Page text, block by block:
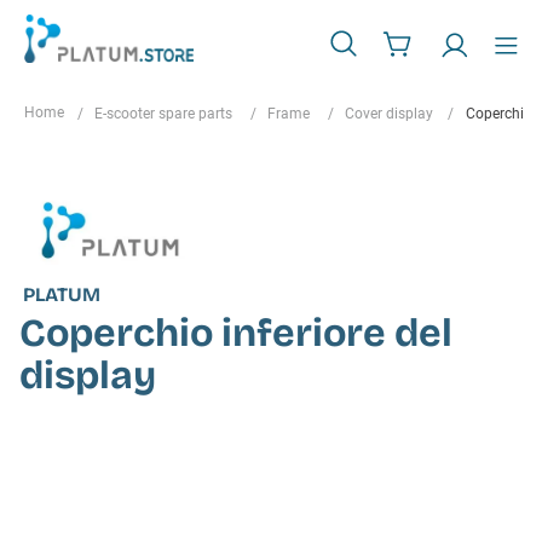
E-scooter spare parts Frame Cover display Coperchio
PLATUM
Coperchio inferiore del
display